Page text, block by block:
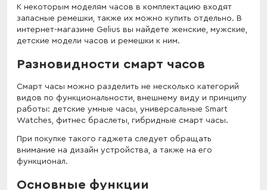
К некоторым моделям часов в комплектацию входят
запасные ремешки, также их можно купить отдельно. В
интернет-магазине Gelius вы найдете женские, мужские,
детские модели часов и ремешки к ним.
Разновидности смарт часов
Смарт часы можно разделить не несколько категорий
видов по функциональности, внешнему виду и принципу
работы: детские умные часы, универсальные Smart
Watches, фитнес браслеты, гибридные смарт часы.
При покупке такого гаджета следует обращать
внимание на дизайн устройства, а также на его
функционал.
Основные функции